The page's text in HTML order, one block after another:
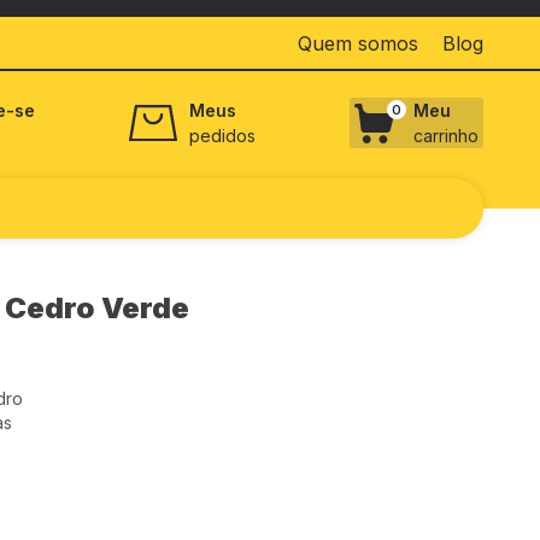
Quem somos Blog
se
Meus
pedidos
0
Meu
carrinho
Verde